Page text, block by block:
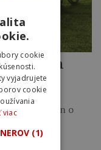
im
sen – sen o
cookie
vyjadrujete
cookie
viac
(1)